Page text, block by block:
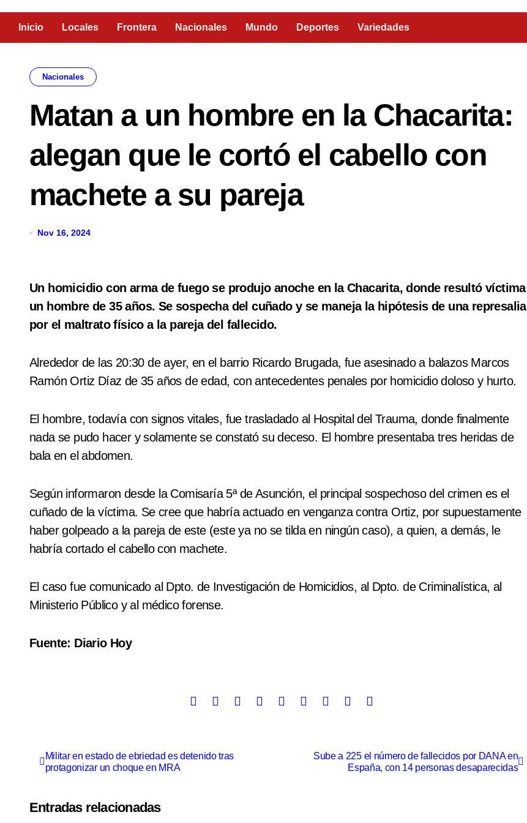
Inicio Locales Frontera Nacionales Mundo Deportes Variedades
Nacionales
Matan a un hombre en la Chacarita:
alegan que le cortó el cabello con
machete a su pareja
Nov 16, 2024
Un homicidio con arma de fuego se produjo anoche en la Chacarita, donde resultó víctima
un hombre de 35 años. Se sospecha del cuñado y se maneja la hipótesis de una represalia
por el maltrato físico a la pareja del fallecido.
Alrededor de las 20:30 de ayer, en el barrio Ricardo Brugada, fue asesinado a balazos Marcos
Ramón Ortiz Díaz de 35 años de edad, con antecedentes penales por homicidio doloso y hurto.
El hombre, todavía con signos vitales, fue trasladado al Hospital del Trauma, donde finalmente
nada se pudo hacer y solamente se constató su deceso. El hombre presentaba tres heridas de
bala en el abdomen.
Según informaron desde la Comisaría 5ª de Asunción, el principal sospechoso del crimen es el
cuñado de la víctima. Se cree que habría actuado en venganza contra Ortiz, por supuestamente
haber golpeado a la pareja de este (este ya no se tilda en ningún caso), a quien, a demás, le
habría cortado el cabello con machete.
El caso fue comunicado al Dpto. de Investigación de Homicidios, al Dpto. de Criminalística, al
Ministerio Público y al médico forense.
Fuente: Diario Hoy
Militar en estado de ebriedad es detenido tras
protagonizar un choque en MRA
Sube a 225 el número de fallecidos por DANA en
España, con 14 personas desaparecidas
Entradas relacionadas